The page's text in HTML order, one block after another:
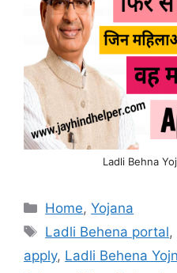
Ladli Behna
Categories
Home,Yojana
Tags
Ladli Behena portal,
apply, Ladli Behena